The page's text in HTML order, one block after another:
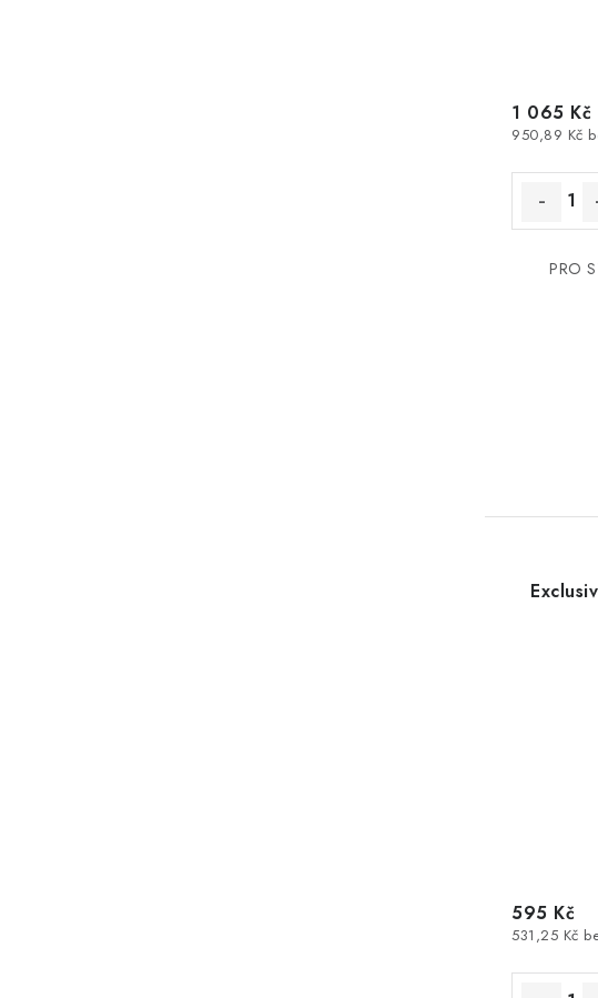
950,89 Kč
1 065 Kč
PRO
531,25 Kč
595 Kč